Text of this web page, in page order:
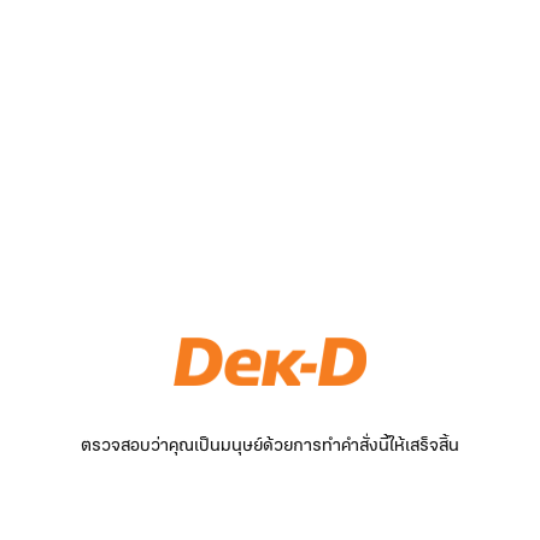
ตรวจสอบว่าคุณเป็นมนุษย์ด้วยการทำคำสั่งนี้ให้เสร็จสิ้น